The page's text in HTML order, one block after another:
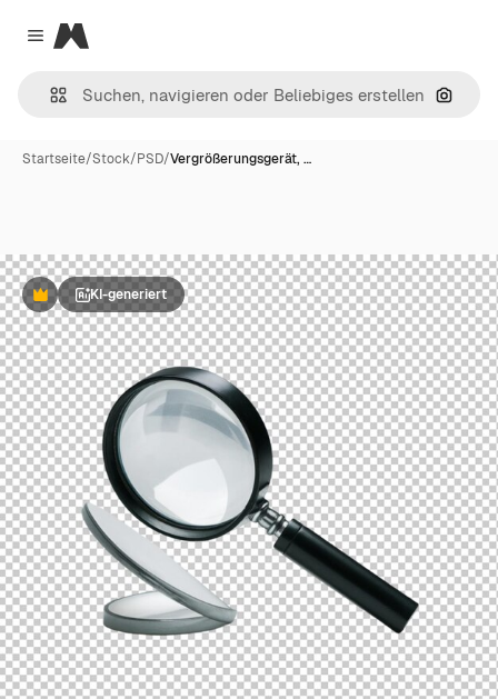
Close menu
Magnific
Nach
Startseite/Stock/PSD/Vergrößerungsgerät, …
PremiumKI-generiert